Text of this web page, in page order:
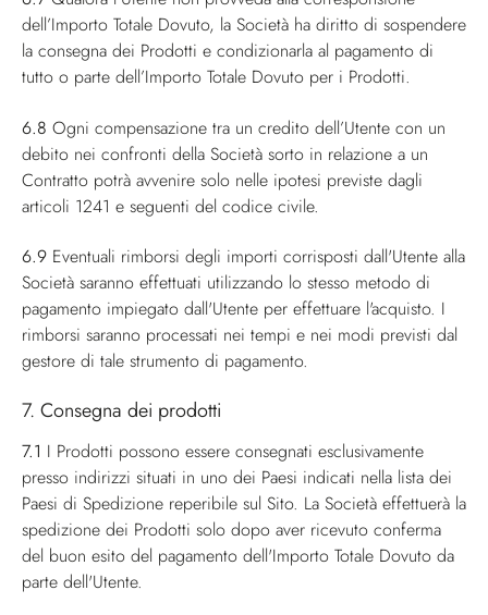
dell’Importo Totale Dovuto, la Società ha diritto di sospendere
la consegna dei Prodotti e condizionarla al pagamento di
tutto o parte dell’Importo Totale Dovuto per i Prodotti.
6.8 Ogni compensazione tra un credito dell’Utente con un
debito nei confronti della Società sorto in relazione a un
Contratto potrà avvenire solo nelle ipotesi previste dagli
articoli 1241 e seguenti del codice civile.
6.9 Eventuali rimborsi degli importi corrisposti dall'Utente alla
Società saranno effettuati utilizzando lo stesso metodo di
pagamento impiegato dall'Utente per effettuare l'acquisto. I
rimborsi saranno processati nei tempi e nei modi previsti dal
gestore di tale strumento di pagamento.
7. Consegna dei prodotti
7.1 I Prodotti possono essere consegnati esclusivamente
presso indirizzi situati in uno dei Paesi indicati nella lista dei
Paesi di Spedizione reperibile sul Sito. La Società effettuerà la
spedizione dei Prodotti solo dopo aver ricevuto conferma
del buon esito del pagamento dell'Importo Totale Dovuto da
parte dell'Utente.